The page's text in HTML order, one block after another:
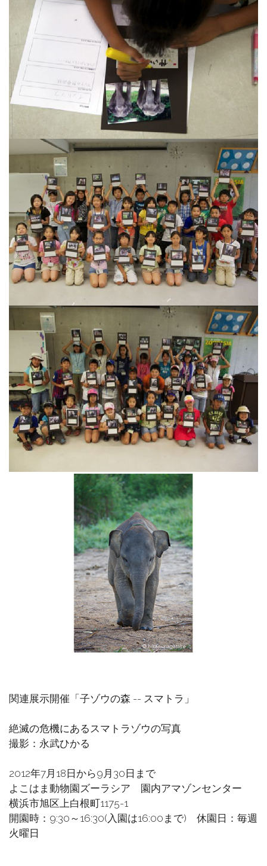
関連展示開催「子ゾウの森 -- スマトラ」
絶滅の危機にあるスマトラゾウの写真
撮影：永武ひかる
2012年7月18日から9月30日まで
よこはま動物園ズーラシア 園内アマゾンセンター
横浜市旭区上白根町1175-1
開園時：9:30～16:30(入園は16:00まで) 休園日：毎週
火曜日